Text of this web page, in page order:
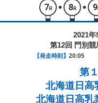
7 R 8R 9
2021年
第12回 門別
【発走時刻】 20:05
第
北海道日高
北海道日高乳